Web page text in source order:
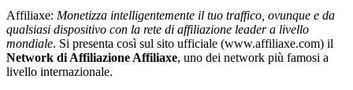
Affiliaxe: Monetizza intelligentemente il tuo traffico, ovunque e da
qualsiasi dispositivo con la rete di affiliazione leader a livello
mondiale. Si presenta così sul sito ufficiale (www.affiliaxe.com) il
Network di Affiliazione Affiliaxe, uno dei network più famosi a
livello internazionale.